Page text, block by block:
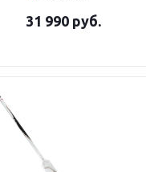
31 990 руб.